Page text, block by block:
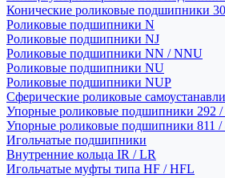
Конические роликовые подшипники
Роликовые подшипники N
Роликовые подшипники NJ
Роликовые подшипники NN / NNU
Роликовые подшипники NU
Роликовые подшипники NUP
Сферические роликовые
Упорные роликовые подшипники 292 /
Упорные роликовые подшипники 811
Игольчатые подшипники
Внутренние кольца IR / LR
Игольчатые муфты типа HF / HFL